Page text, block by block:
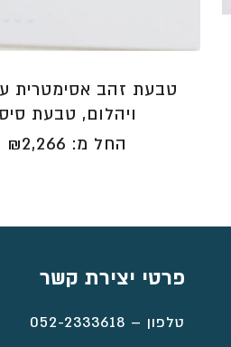
טבעת זהב אסימטרית
ויהלום, טבעת סיס
החל מ:
₪2,266
פרטי יצירת קשר
טלפון – 052-2333618